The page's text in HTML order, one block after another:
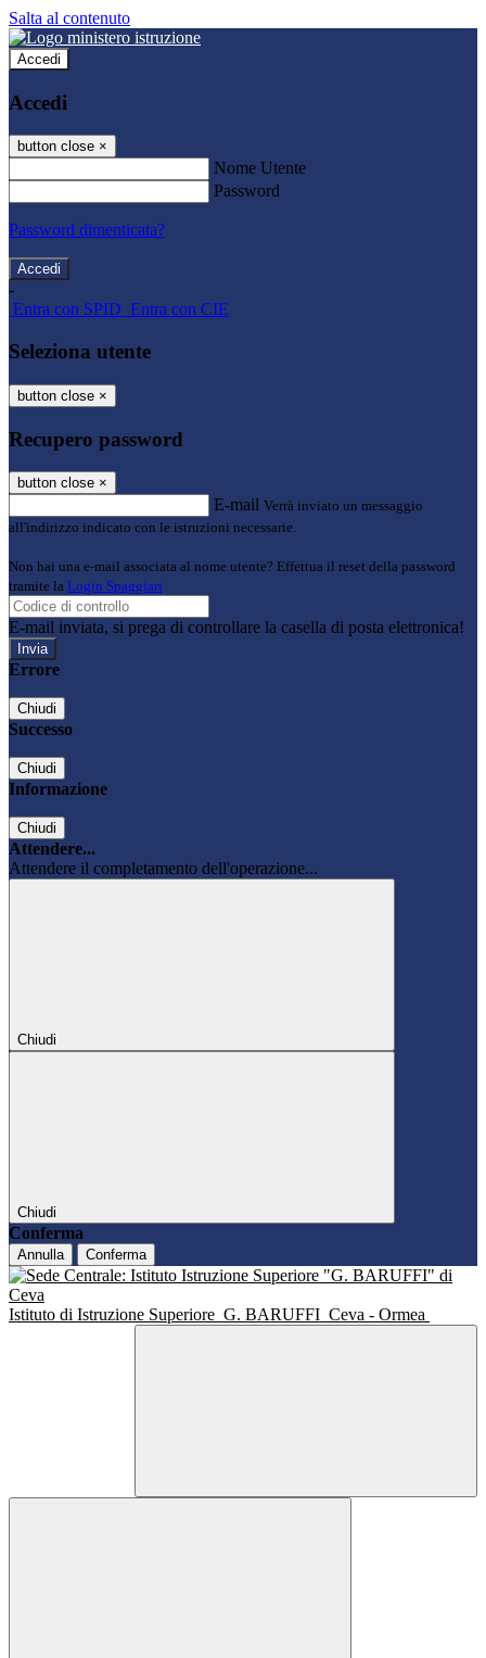
Salta al contenuto
Accedi
Accedi
button close ×
Nome Utente
Password
Password dimenticata?
-
Entra con SPID Entra con CIE
Seleziona utente
button close ×
Recupero password
button close ×
E-mail Verrà inviato un messaggio
all'indirizzo indicato con le istruzioni necessarie.
Non hai una e-mail associata al nome utente? Effettua il reset della password
tramite la Login Spaggiari
E-mail inviata, si prega di controllare la casella di posta elettronica!
Errore
Chiudi
Successo
Chiudi
Informazione
Chiudi
Attendere...
Attendere il completamento dell'operazione...
Chiudi
Chiudi
Conferma
Annulla Conferma
Istituto di Istruzione Superiore G. BARUFFI Ceva - Ormea